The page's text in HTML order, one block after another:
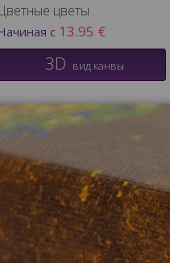
цветы
с 13.95 €
3D вид канвы